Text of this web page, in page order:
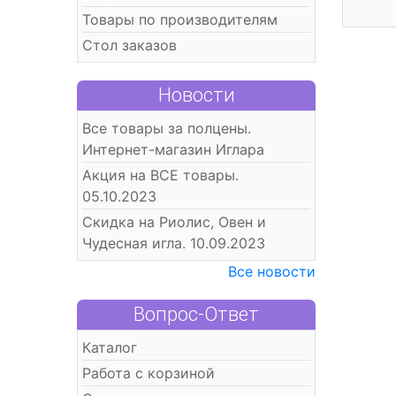
Товары по производителям
Стол заказов
Новости
Все товары за полцены.
Интернет-магазин Иглара
Акция на ВСЕ товары.
05.10.2023
Скидка на Риолис, Овен и
Чудесная игла. 10.09.2023
Все новости
Вопрос-Ответ
Каталог
Работа с корзиной